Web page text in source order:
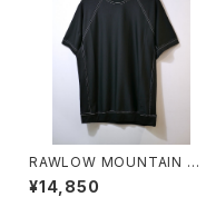
RAWLOW MOUNTAIN WO
RKS / DAD LITE CREW
¥14,850